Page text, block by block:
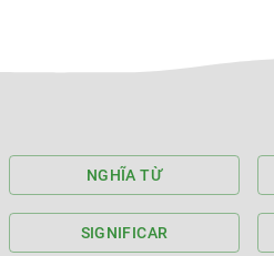
NGHĨA TỪ
SIGNIFICAR